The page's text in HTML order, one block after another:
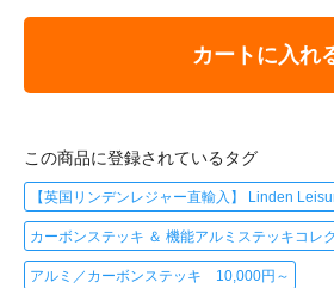
カートに入れ
この商品に登録されているタグ
【英国リンデンレジャー直輸入】 Linden
カーボンステッキ ＆ 機能アルミステッキコレ
アルミ／カーボンステッキ 10,000円～